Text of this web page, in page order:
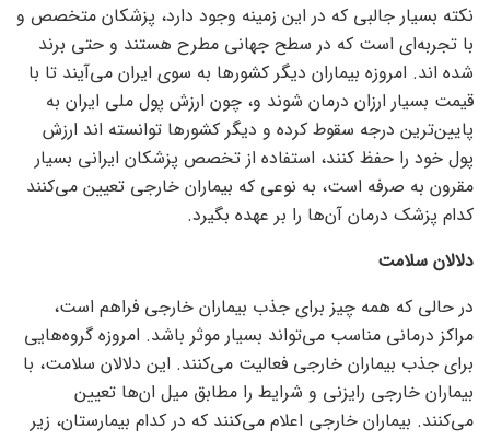
نکته بسیار جالبی که در این زمینه وجود دارد، پزشکان متخصص و
با تجربه‌ای است که در سطح جهانی مطرح هستند و حتی برند
شده اند. امروزه بیماران دیگر کشور‌ها به سوی ایران می‌آیند تا با
قیمت بسیار ارزان درمان شوند و، چون ارزش پول ملی ایران به
پایین‌ترین درجه سقوط کرده و دیگر کشور‌ها توانسته اند ارزش
پول خود را حفظ کنند، استفاده از تخصص پزشکان ایرانی بسیار
مقرون به صرفه است، به نوعی که بیماران خارجی تعیین می‌کنند
کدام پزشک درمان آن‌ها را بر عهده بگیرد.
دلالان سلامت
در حالی که همه چیز برای جذب بیماران خارجی فراهم است،
مراکز درمانی مناسب می‌تواند بسیار موثر باشد. امروزه گروه‌هایی
برای جذب بیماران خارجی فعالیت می‌کنند. این دلالان سلامت، با
بیماران خارجی رایزنی و شرایط را مطابق میل ان‌ها تعیین
می‌کنند. بیماران خارجی اعلام می‌کنند که در کدام بیمارستان، زیر